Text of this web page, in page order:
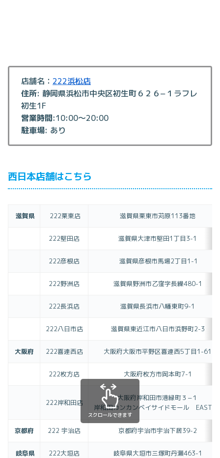
店舗名： 222浜松店
住所: 静岡県浜松市中央区初生町６２６−１ラフレ
初生1F
営業時間:10:00～20:00
駐車場: あり
西日本店舗はこちら
滋賀県 222栗東店 滋賀県栗東市苅原113番地
222堅田店 滋賀県大津市堅田1丁目3-1
222彦根店 滋賀県彦根市馬場2丁目1-1
222野洲店 滋賀県野洲市乙窪字長繰480-1
222長浜店 滋賀県長浜市八幡東町9-1
222八日市店 滋賀県東近江市八日市浜野町2-3
大阪府 222喜連西店 大阪府大阪市平野区喜連西5丁目1-61
222枚方店 大阪府枚方市岡本町7-1
222岸和田店
大阪府岸和田市港緑町３−１
岸和田カンカンベイサイドモール EAST２
京都府 222 宇治店 京都府宇治市宇治下居39-2
岐阜県 222大垣店 岐阜県大垣市三塚町丹瀬463-1
スクロールできます